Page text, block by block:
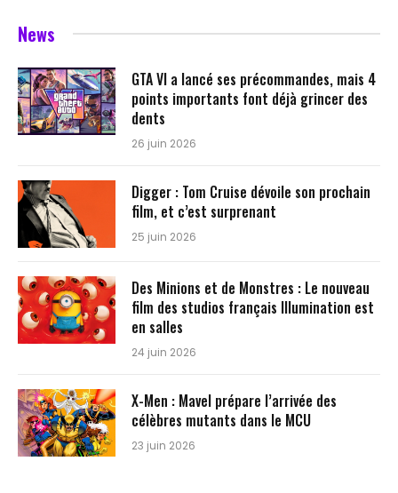
News
GTA VI a lancé ses précommandes, mais 4
points importants font déjà grincer des
dents
26 juin 2026
Digger : Tom Cruise dévoile son prochain
film, et c’est surprenant
25 juin 2026
Des Minions et de Monstres : Le nouveau
film des studios français Illumination est
en salles
24 juin 2026
X-Men : Mavel prépare l’arrivée des
célèbres mutants dans le MCU
23 juin 2026